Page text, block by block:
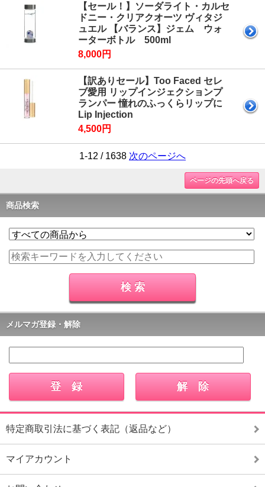
【セール！】ソーダライト・カルセ
ドニー・クリアクオーツ ヴィタジ
ュエル 【バランス】ジェム ウォ
ーターボトル 500ml
8,000円
【訳ありセール】Too Faced セレ
ブ愛用 リップインジェクションプ
ランパー 憧れのふっくらリップに
Lip Injection
4,500円
1-12 / 1638 次のページへ
ページの先頭へ戻る
商品検索
メルマガ登録・解除
特定商取引法に基づく表記（返品など）
マイアカウント